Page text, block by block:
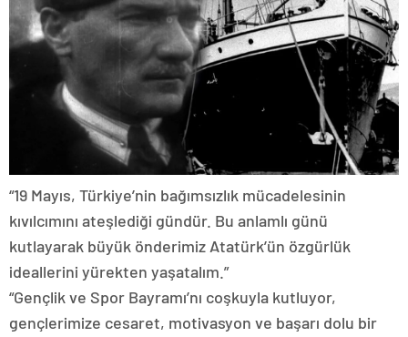
“19 Mayıs, Türkiye’nin bağımsızlık mücadelesinin
kıvılcımını ateşlediği gündür. Bu anlamlı günü
kutlayarak büyük önderimiz Atatürk’ün özgürlük
ideallerini yürekten yaşatalım.”
“Gençlik ve Spor Bayramı’nı coşkuyla kutluyor,
gençlerimize cesaret, motivasyon ve başarı dolu bir